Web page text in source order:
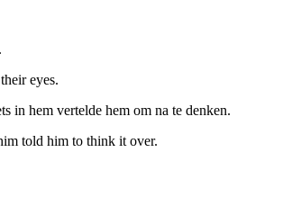
eyes.
in hem vertelde hem om na te denken.
told him to think it over.